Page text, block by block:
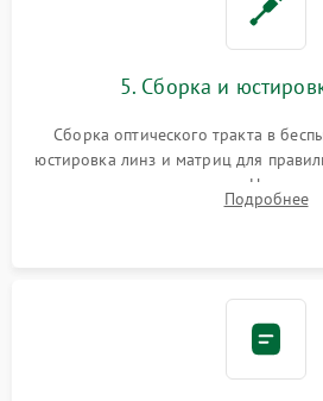
5. Сборка и
Сборка оптического тракта в
юстировка линз и матриц для
и устранения размытия.
шлейфов, установка датчиков и
Подробнее